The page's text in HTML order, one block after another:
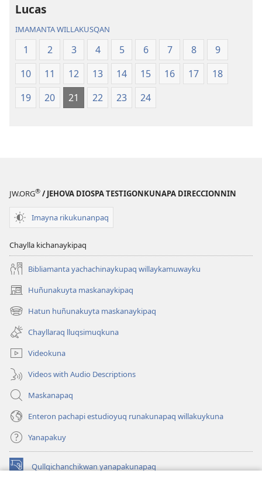
Lucas
IMAMANTA WILLAKUSQAN
1 2 3 4 5 6 7 8
9
10
11 12 13 14 15 16 17
18
19
20 21 22 23 24
JW.ORG® / JEHOVA DIOSPA TESTIGONKUNAPA DIRECCIONNIN
Imayna rikukunanpaq
Chaylla kichanaykipaq
Bibliamanta yachachinaykupaq willaykamuwayku
Huñunakuyta maskanaykipaq
(abre
una
nueva
ventana)
Hatun huñunakuyta maskanaykipaq
(abre
una
nueva
ventana)
Chayllaraq lluqsimuqkuna
Videokuna
Videos with Audio Descriptions
Maskanapaq
Enteron pachapi estudioyuq runakunapaq willakuykuna
Yanapakuy
Qullqichanchikwan yanapakunapaq
(abre